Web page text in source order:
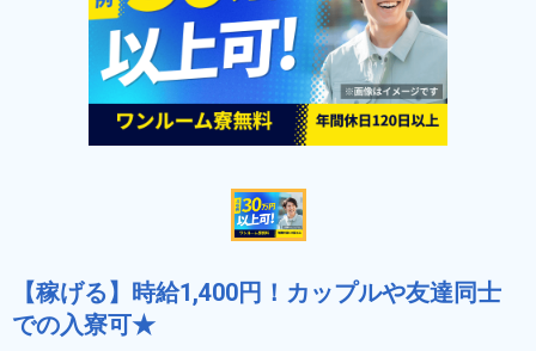
【稼げる】時給1,400円！カップルや友達同士
での入寮可★